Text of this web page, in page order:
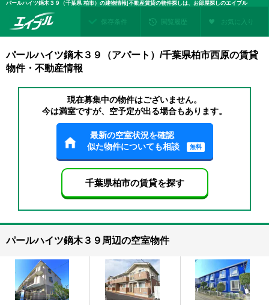
パールハイツ鏑木３９（千葉県 柏市）の建物情報|不動産賃貸の物件探しは、お部屋探しのエイブル
保存条件 閲覧履歴 お気に入り
パールハイツ鏑木３９（アパート）/千葉県柏市西原の賃貸
物件・不動産情報
現在募集中の物件はございません。
今は満室ですが、空予定が出る場合もあります。
最新の空室状況を確認
似た物件についても相談
無料
千葉県柏市の賃貸を探す
パールハイツ鏑木３９周辺の空室物件